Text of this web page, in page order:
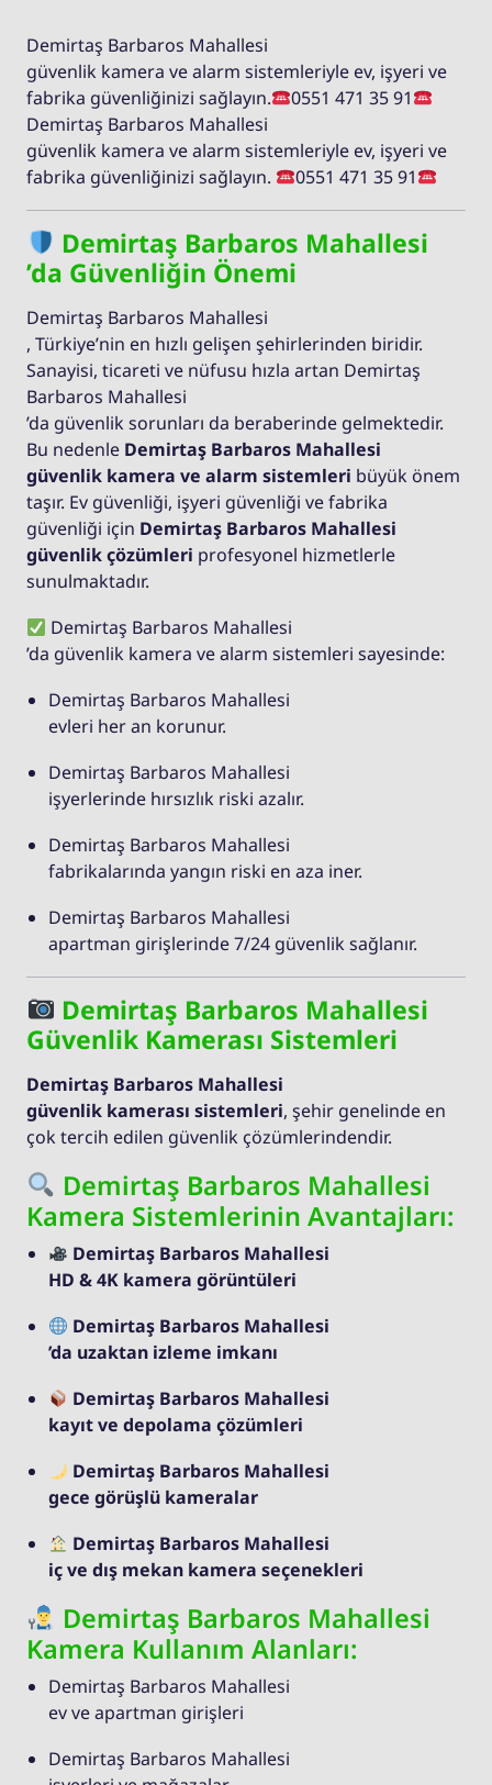
Demirtaş Barbaros Mahallesi
güvenlik kamera ve alarm sistemleriyle ev, işyeri ve
fabrika güvenliğinizi sağlayın.
0551 471 35 91
Demirtaş Barbaros Mahallesi
güvenlik kamera ve alarm sistemleriyle ev, işyeri ve
fabrika güvenliğinizi sağlayın.
0551 471 35 91
Demirtaş Barbaros Mahallesi
’da Güvenliğin Önemi
Demirtaş Barbaros Mahallesi
, Türkiye’nin en hızlı gelişen şehirlerinden biridir.
Sanayisi, ticareti ve nüfusu hızla artan Demirtaş
Barbaros Mahallesi
’da güvenlik sorunları da beraberinde gelmektedir.
Bu nedenle Demirtaş Barbaros Mahallesi
güvenlik kamera ve alarm sistemleri büyük önem
taşır. Ev güvenliği, işyeri güvenliği ve fabrika
güvenliği için Demirtaş Barbaros Mahallesi
güvenlik çözümleri profesyonel hizmetlerle
sunulmaktadır.
Demirtaş Barbaros Mahallesi
’da güvenlik kamera ve alarm sistemleri sayesinde:
Demirtaş Barbaros Mahallesi
evleri her an korunur.
Demirtaş Barbaros Mahallesi
işyerlerinde hırsızlık riski azalır.
Demirtaş Barbaros Mahallesi
fabrikalarında yangın riski en aza iner.
Demirtaş Barbaros Mahallesi
apartman girişlerinde 7/24 güvenlik sağlanır.
Demirtaş Barbaros Mahallesi
Güvenlik Kamerası Sistemleri
Demirtaş Barbaros Mahallesi
güvenlik kamerası sistemleri, şehir genelinde en
çok tercih edilen güvenlik çözümlerindendir.
Demirtaş Barbaros Mahallesi
Kamera Sistemlerinin Avantajları:
Demirtaş Barbaros Mahallesi
HD & 4K kamera görüntüleri
Demirtaş Barbaros Mahallesi
’da uzaktan izleme imkanı
Demirtaş Barbaros Mahallesi
kayıt ve depolama çözümleri
Demirtaş Barbaros Mahallesi
gece görüşlü kameralar
Demirtaş Barbaros Mahallesi
iç ve dış mekan kamera seçenekleri
Demirtaş Barbaros Mahallesi
Kamera Kullanım Alanları:
Demirtaş Barbaros Mahallesi
ev ve apartman girişleri
Demirtaş Barbaros Mahallesi